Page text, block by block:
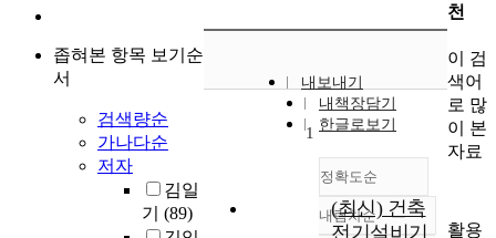
좁혀본 항목 보기순
서
검색량순
가나다순
저자
김일
기 (89)
내보내기
내책장담기
한글로보기
정확도순
정확도
내림차순
1
(최신) 건축
전기설비기
천
이 검
색어
로 많
이 본
자료
활용